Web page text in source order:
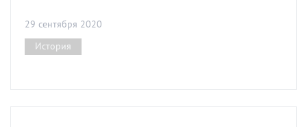
29 сентября 2020
История